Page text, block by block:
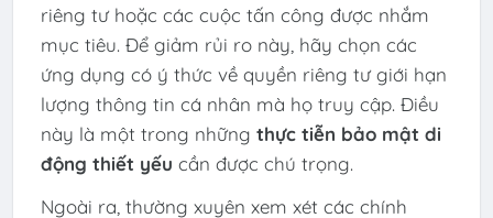
riêng tư hoặc các cuộc tấn công được nhắm
mục tiêu. Để giảm rủi ro này, hãy chọn các
ứng dụng có ý thức về quyền riêng tư giới hạn
lượng thông tin cá nhân mà họ truy cập. Điều
này là một trong những thực tiễn bảo mật di
động thiết yếu cần được chú trọng.
Ngoài ra, thường xuyên xem xét các chính